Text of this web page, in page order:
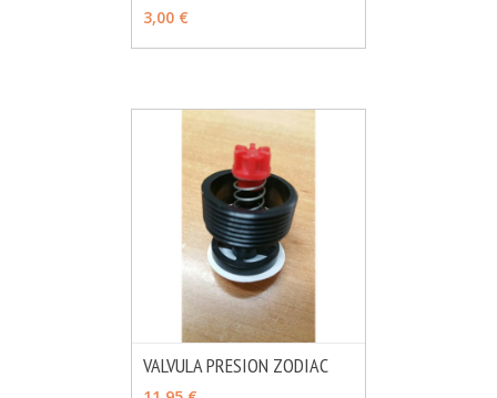
3,00 €
VALVULA PRESION ZODIAC